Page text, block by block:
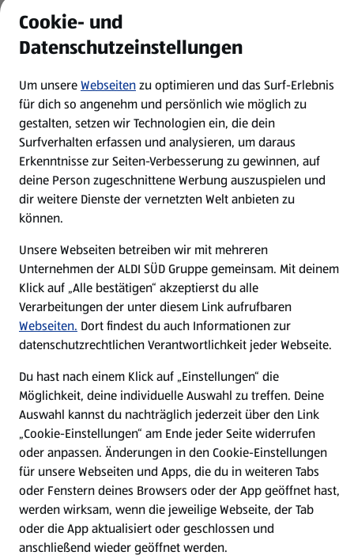
WhatsApp
Über ALDI SÜD
Filialen
E-Ladestationen
Nachhaltigkeit
Karriere
Presse
Hilfe & Kontakt
Unternehmen
Folge uns hier:
Jetzt die ALDI SÜD App downloaden
Cookie- und
Datenschutzeinstellungen
Um unsereWebseitenzu optimieren und das Surf-Erlebnis
für dich so angenehm und persönlich wie möglich zu
gestalten, setzen wir Technologien ein, die dein
Surfverhalten erfassen und analysieren, um daraus
Erkenntnisse zur Seiten-Verbesserung zu gewinnen, auf
deine Person zugeschnittene Werbung auszuspielen und
dir weitere Dienste der vernetzten Welt anbieten zu
können.
Unsere Webseiten betreiben wir mit mehreren
Unternehmen der ALDI SÜD Gruppe gemeinsam. Mit deinem
Klick auf „Alle bestätigen“ akzeptierst du alle
Verarbeitungen der unter diesem Link aufrufbaren
Webseiten. Dort findest du auch Informationen zur
datenschutzrechtlichen Verantwortlichkeit jeder Webseite.
Du hast nach einem Klick auf „Einstellungen“ die
Möglichkeit, deine individuelle Auswahl zu treffen. Deine
Auswahl kannst du nachträglich jederzeit über den Link
„Cookie-Einstellungen“ am Ende jeder Seite widerrufen
oder anpassen. Änderungen in den Cookie-Einstellungen
für unsere Webseiten und Apps, die du in weiteren Tabs
oder Fenstern deines Browsers oder der App geöffnet hast,
werden wirksam, wenn die jeweilige Webseite, der Tab
oder die App aktualisiert oder geschlossen und
anschließend wieder geöffnet werden.